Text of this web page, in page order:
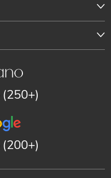
(250+)
(200+)